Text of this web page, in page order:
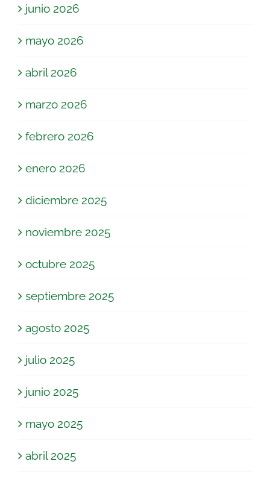
junio 2026
mayo 2026
abril 2026
marzo 2026
febrero 2026
enero 2026
diciembre 2025
noviembre 2025
octubre 2025
septiembre 2025
agosto 2025
julio 2025
junio 2025
mayo 2025
abril 2025